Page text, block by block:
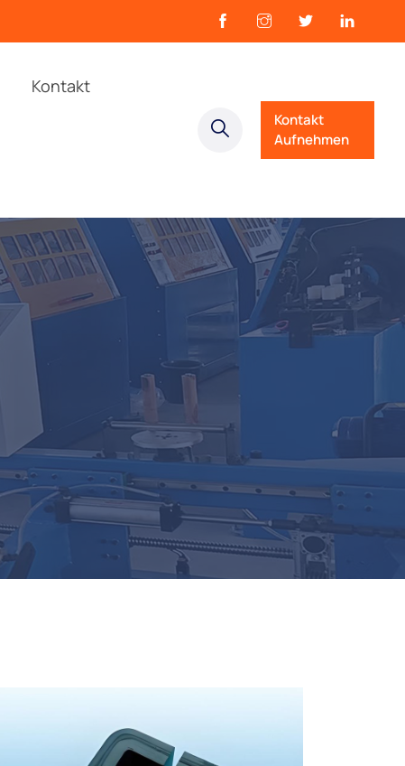
Kontakt
Kontakt
Aufnehmen